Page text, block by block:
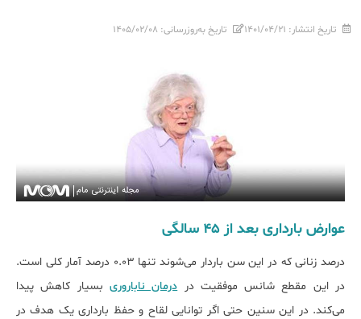
تاریخ انتشار: ۱۴۰۱/۰۴/۲۱ تاریخ به‌روزرسانی: ۱۴۰۵/۰۲/۰۸
عوارض بارداری بعد از 45 سالگی
درصد زنانی که در این سن باردار می‌شوند تنها 0.03 درصد آمار کلی است.
در این مقطع شانس موفقیت در درمان ناباروری بسیار کاهش پیدا
می‌کند. در این سنین حتی اگر توانایی لقاح و حفظ بارداری یک هدف در